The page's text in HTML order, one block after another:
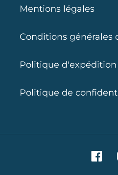
Mentions légales
Conditions générales
Politique d'expédition
Politique de